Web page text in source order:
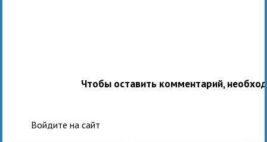
Чтобы оставить комментарий,
Войдите на сайт